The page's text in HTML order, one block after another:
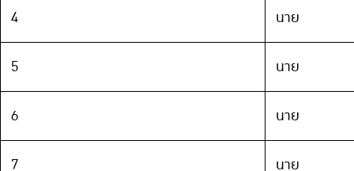
4
นาย
5
นาย
6
นาย
7
นาย